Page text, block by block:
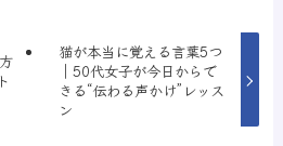
猫が本当に覚える言葉5つ
｜50代女子が今日からで
きる“伝わる声かけ”レッス
ン